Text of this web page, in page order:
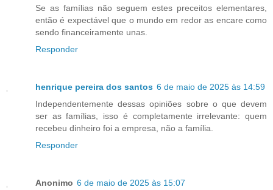
Se as famílias não seguem estes preceitos elementares,
então é expectável que o mundo em redor as encare como
sendo financeiramente unas.
Responder
henrique pereira dos santos 6 de maio de 2025 às 14:59
Independentemente dessas opiniões sobre o que devem
ser as famílias, isso é completamente irrelevante: quem
recebeu dinheiro foi a empresa, não a família.
Responder
Anonimo 6 de maio de 2025 às 15:07